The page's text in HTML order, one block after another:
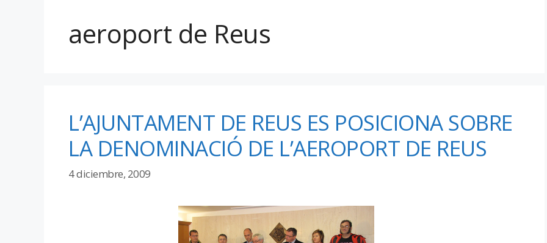
aeroport de Reus
L’AJUNTAMENT DE REUS ES POSICIONA SOBRE
LA DENOMINACIÓ DE L’AEROPORT DE REUS
4 diciembre, 2009